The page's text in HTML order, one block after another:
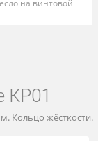
и стулья
КР01